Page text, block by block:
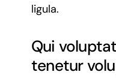
ligula.
Qui
tenetur